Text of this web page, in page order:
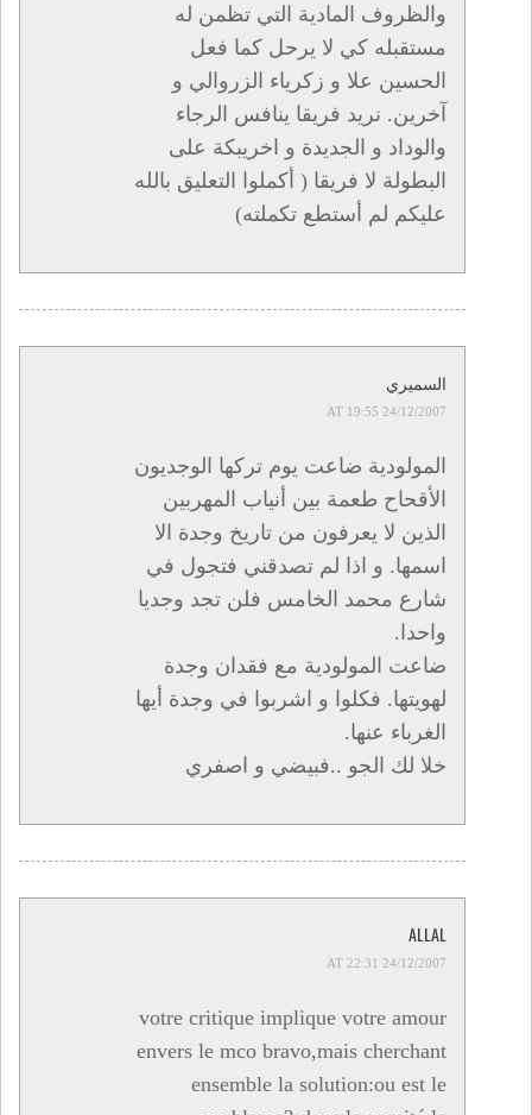
والظروف المادية التي تظمن له
مستقبله كي لا يرحل كما فعل
الحسين علا و زكرياء الزروالي و
آخرين. نريد فريقا ينافس الرجاء
والوداد و الجديدة و اخريبكة على
البطولة لا فريقا ( أكملوا التعليق بالله
عليكم لم أستطع تكملته)
السميري
24/12/2007 AT 19:55
المولودية ضاعت يوم تركها الوجديون
الأقحاح طعمة بين أنياب المهربين
الذين لا يعرفون من تاريخ وجدة الا
اسمها. و اذا لم تصدقني فتجول في
شارع محمد الخامس فلن تجد وجديا
واحدا.
ضاعت المولودية مع فقدان وجدة
لهويتها. فكلوا و اشربوا في وجدة أيها
الغرباء عنها.
خلا لك الجو ..فبيضي و اصفري
ALLAL
24/12/2007 AT 22:31
votre critique implique votre amour
envers le mco bravo,mais cherchant
ensemble la solution:ou est le